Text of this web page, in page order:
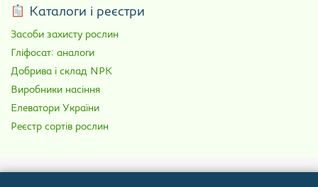
Каталоги і реєстри
Засоби захисту рослин
Гліфосат: аналоги
Добрива і склад NPK
Виробники насіння
Елеватори України
Реєстр сортів рослин